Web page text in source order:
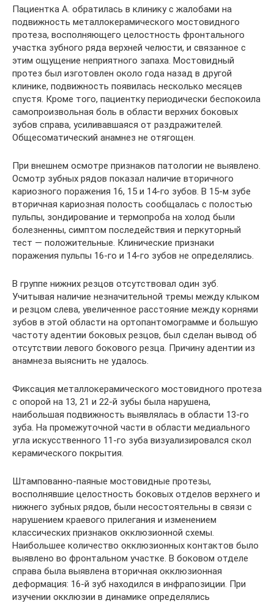
Пациентка А. обратилась в клинику с жалобами на
подвижность металлокерамического мостовидного
протеза, восполняющего целостность фронтального
участка зубного ряда верхней челюсти, и связанное с
этим ощущение неприятного запаха. Мостовидный
протез был изготовлен около года назад в другой
клинике, подвижность появилась несколько месяцев
спустя. Кроме того, пациентку периодически беспокоила
самопроизвольная боль в области верхних боковых
зубов справа, усиливавшаяся от раздражителей.
Общесоматический анамнез не отягощен.
При внешнем осмотре признаков патологии не выявлено.
Осмотр зубных рядов показал наличие вторичного
кариозного поражения 16, 15 и 14-го зубов. В 15-м зубе
вторичная кариозная полость сообщалась с полостью
пульпы, зондирование и термопроба на холод были
болезненны, симптом последействия и перкуторный
тест — положительные. Клинические признаки
поражения пульпы 16-го и 14-го зубов не определялись.
В группе нижних резцов отсутствовал один зуб.
Учитывая наличие незначительной тремы между клыком
и резцом слева, увеличенное расстояние между корнями
зубов в этой области на ортопантомограмме и большую
частоту адентии боковых резцов, был сделан вывод об
отсутствии левого бокового резца. Причину адентии из
анамнеза выяснить не удалось.
Фиксация металлокерамического мостовидного протеза
с опорой на 13, 21 и 22-й зубы была нарушена,
наибольшая подвижность выявлялась в области 13-го
зуба. На промежуточной части в области медиального
угла искусственного 11-го зуба визуализировался скол
керамического покрытия.
Штампованно-паяные мостовидные протезы,
восполнявшие целостность боковых отделов верхнего и
нижнего зубных рядов, были несостоятельны в связи с
нарушением краевого прилегания и изменением
классических признаков окклюзионной схемы.
Наибольшее количество окклюзионных контактов было
выявлено во фронтальном участке. В боковом отделе
справа была выявлена вторичная окклюзионная
деформация: 16-й зуб находился в инфрапозиции. При
изучении окклюзии в динамике определялись